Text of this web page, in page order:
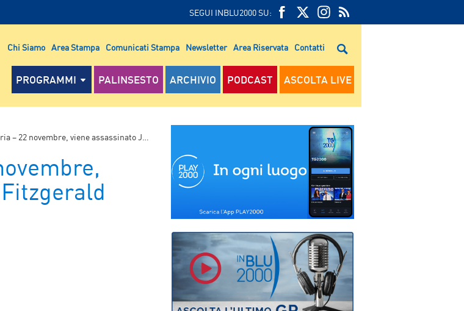
SEGUI INBLU2000 SU:
FEED
RSS
RSS
Chi Siamo Area Stampa Comunicati Stampa Newsletter Area Riservata Contatti
PROGRAMMI PALINSESTO ARCHIVIO PODCAST ASCOLTA LIVE
novembre, viene assassinato John Fitzgerald Kennedy